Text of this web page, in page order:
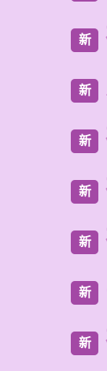
新
新
新
新
新
新
新